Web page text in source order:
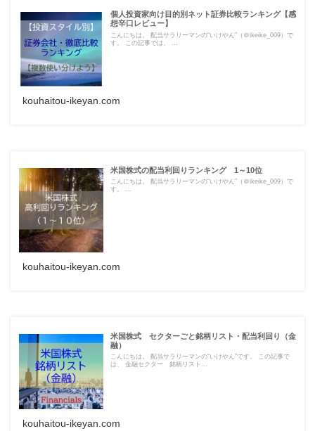
個人投資家向け目的別ネット証券比較ランキング【感
想辛口レビュー】
こんにちは。 配当サラリーマンの“いけやん”（＠ikeike_009）で
す。 この記事では、 ...
kouhaitou-ikeyan.com
米国株式の配当利回りランキング 1～10位
こんにちは。 配当サラリーマンの“いけやん”（＠ikeike_009）で
す。 ...
kouhaitou-ikeyan.com
米国株式 セクターごと銘柄リスト・配当利回り（金
融）
こんにちは。 配当サラリーマンの“いけやん”です。 この記事で
は、 金融セクター 銘柄リスト...
kouhaitou-ikeyan.com